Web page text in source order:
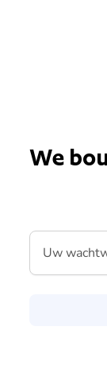
We
Uw